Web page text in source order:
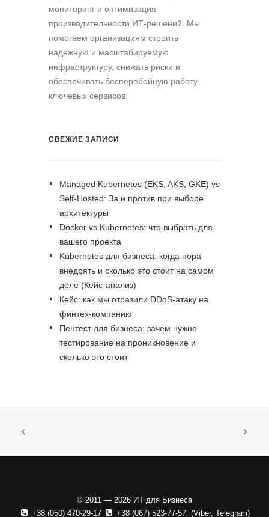
мониторинг и оптимизация
производительности ИТ-решений. Мы
помогаем организациям строить
надежную и масштабируемую
инфраструктуру, снижать риски и
обеспечивать бесперебойную работу
ключевых сервисов.
СВЕЖИЕ ЗАПИСИ
Managed Kubernetes (EKS, AKS, GKE) vs
Self-Hosted: За и против при выборе
архитектуры
Docker vs Kubernetes: что выбрать для
вашего проекта
Kubernetes для бизнеса: когда пора
внедрять и сколько это стоит на самом
деле (Кейс-анализ)
Кейс: как мы отразили DDoS-атаку на
финтех-компанию
Пентест для бизнеса: зачем нужно
тестирование на проникновение и
сколько это стоит
© 2011 — 2026 ИТ для Бизнеса
+38 (050) 470-29-17
+38 (067) 523-77-57(Viber, Telegram)